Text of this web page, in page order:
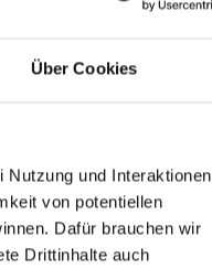
Über Cookies
Nutzung und Interaktionen
von potentiellen
Dafür brauchen wir
Drittinhalte auch